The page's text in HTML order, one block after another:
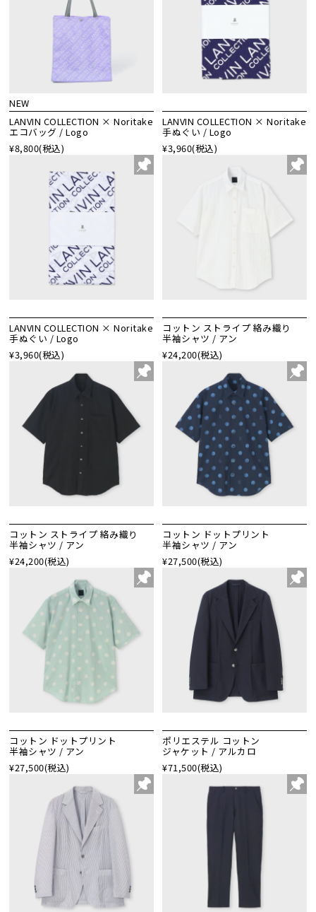
NEW
LANVIN COLLECTION × Noritake
エコバッグ / Logo
¥8,800(税込)
LANVIN COLLECTION × Noritake
手ぬぐい / Logo
¥3,960(税込)
LANVIN COLLECTION × Noritake
手ぬぐい / Logo
¥3,960(税込)
コットン ストライプ 絡み織り
半袖シャツ / アン
¥24,200(税込)
コットン ストライプ 絡み織り
半袖シャツ / アン
¥24,200(税込)
コットン ドットプリント
半袖シャツ / アン
¥27,500(税込)
コットン ドットプリント
半袖シャツ / アン
¥27,500(税込)
ポリエステル コットン
ジャケット / アルカロ
¥71,500(税込)